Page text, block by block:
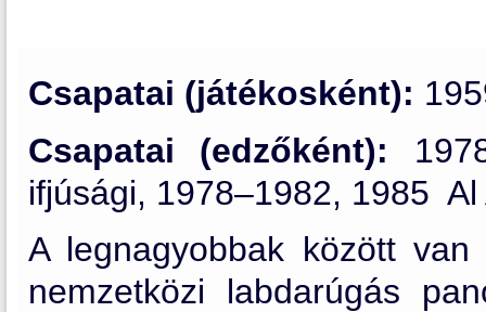
Csapatai (játékosként):
Csapatai (edzőként):
ifjúsági, 1978–1982, 1985 Al
A legnagyobbak között
nemzetközi labdarúgás